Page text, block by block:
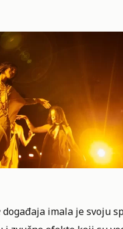
događaja imala je svoju